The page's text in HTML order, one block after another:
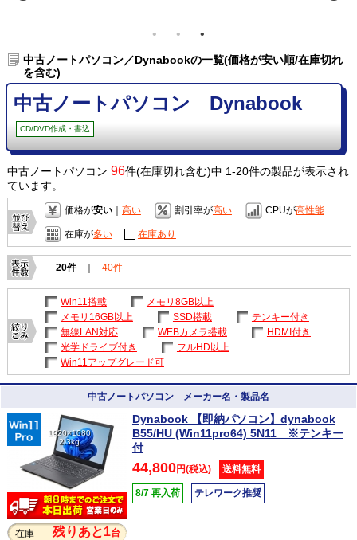
中古ノートパソコン／Dynabookの一覧(価格が安い順/在庫切れ
を含む)
中古ノートパソコン Dynabook
CD/DVD作成・書込
中古ノートパソコン 96件(在庫切れ含む)中 1-20件の製品が表示され
ています。
価格が安い｜ 高い 割引率が高い CPUが高性能
在庫が多い 在庫あり
20件 ｜ 40件
Win11搭載
メモリ8GB以上
メモリ16GB以上
SSD搭載
テンキー付き
無線LAN対応
WEBカメラ搭載
HDMI付き
光学ドライブ付き
フルHD以上
Win11アップグレード可
中古ノートパソコン メーカー名・製品名
1920×1080
2.3kg
在庫 残りあと1台
Dynabook 【即納パソコン】dynabook
B55/HU (Win11pro64) 5N11 ※テンキー
付
44,800円(税込) 送料無料
8/7 再入荷 テレワーク推奨